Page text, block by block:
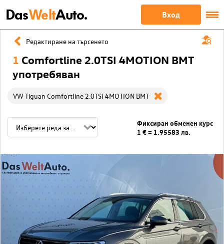
DasWeltAuto. Вход
Редактиране на търсенето
1 Comfortline 2.0TSI 4MOTION BMT
употребяван
VW Tiguan Comfortline 2.0TSI 4MOTION BMT
Фиксиран обменен курс
1 € = 1.95583 лв.